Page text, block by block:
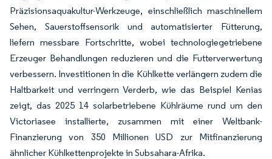
Präzisionsaquakultur-Werkzeuge, einschließlich maschinellem
Sehen, Sauerstoffsensorik und automatisierter Fütterung,
liefern messbare Fortschritte, wobei technologiegetriebene
Erzeuger Behandlungen reduzieren und die Futterverwertung
verbessern. Investitionen in die Kühlkette verlängern zudem die
Haltbarkeit und verringern Verderb, wie das Beispiel Kenias
zeigt, das 2025 14 solarbetriebene Kühlräume rund um den
Victoriasee installierte, zusammen mit einer Weltbank-
Finanzierung von 350 Millionen USD zur Mitfinanzierung
ähnlicher Kühlkettenprojekte in Subsahara-Afrika.